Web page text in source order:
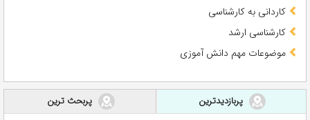
کاردانی به کارشناسی
کارشناسی ارشد
موضوعات مهم دانش آموزی
پربازدیدترین
پربحث ترین